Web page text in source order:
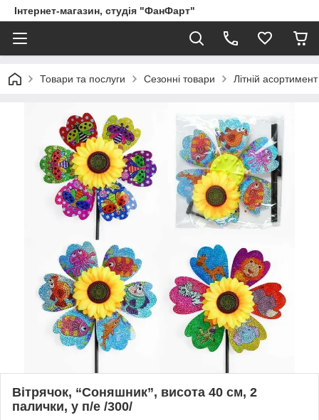
Інтернет-магазин, студія "ФанФарт"
Товари та послуги Сезонні товари Літній асортимент
Вітрячок, “Соняшник”, висота 40 см, 2
палички, у п/е /300/